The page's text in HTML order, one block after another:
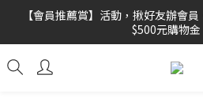
【新功能試營運】會員點數上線，不
數無上限。
【會員推薦賞】活動，揪好友辦會
$500元購物金
【限時任選優惠！】 A+B